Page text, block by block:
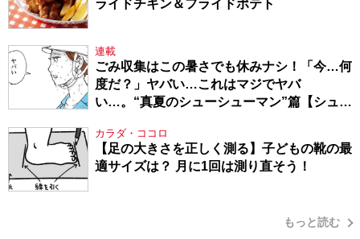
ライドチキン＆フライドポテト
連載
ごみ収集はこの暑さでも休みナシ！「今…何
度だ？」ヤバい…これはマジでヤバ
い…。“真夏のシューシューマン”篇【シュー
カラダ・ココロ
【足の大きさを正しく測る】子どもの靴の最
適サイズは？ 月に1回は測り直そう！
もっと読む